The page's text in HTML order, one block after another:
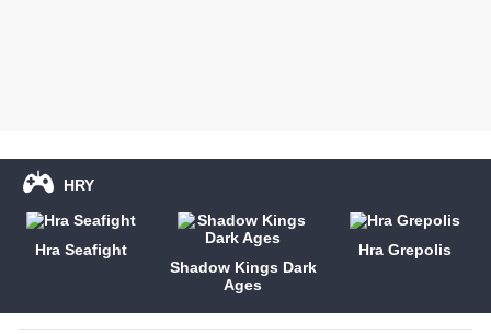
HRY
Hra Seafight
Shadow Kings Dark
Ages
Hra Grepolis